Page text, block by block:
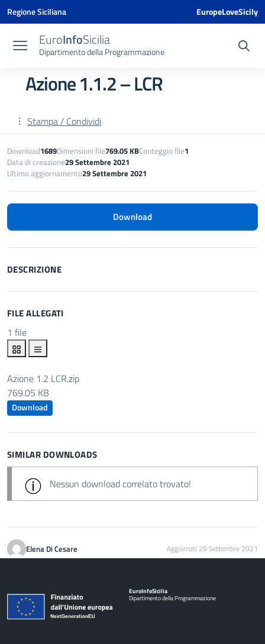
Vai ai contenuti
Vai al menu di navigazione
Vai al footer
Vai al banner delle Cookie Policy
Regione Siciliana EuropeLoveSicily
EuroInfoSicilia
Dipartimento della Programmazione
Azione 1.1.2 – LCR
Stampa / Condividi
Download1689Dimensioni file769.05 KBConteggio file1
Data di creazione29 Settembre 2021
Ultimo aggiornamento29 Settembre 2021
Download
DESCRIZIONE
FILE ALLEGATI
1 file
Azione 1.2 LCR.zip
769.05 KB
Download
SIMILAR DOWNLOADS
Nessun download correlato trovato!
Elena Di Cesare Aggiornati 29 Settembre 2021
EuroInfoSicilia
Dipartimento della Programmazione